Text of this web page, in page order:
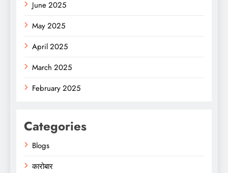
June 2025
May 2025
April 2025
March 2025
February 2025
Categories
Blogs
कारोबार